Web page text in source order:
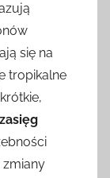
się na
tropikalne
zasięg
zmiany